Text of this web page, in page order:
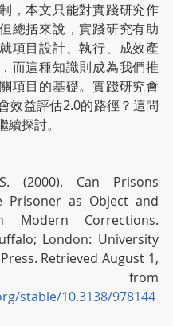
，本文只能對實踐研究作
總括來說，實踐研究有助
項目設計、執行、成效產
而這種知識則成為我們推
項目的基礎。實踐研究會
效益評估2.0的路徑？這問
探討。
(2000). Can Prisons
Prisoner as Object and
Modern Corrections.
London: University
Retrieved August 1,
stable/10.3138/978144